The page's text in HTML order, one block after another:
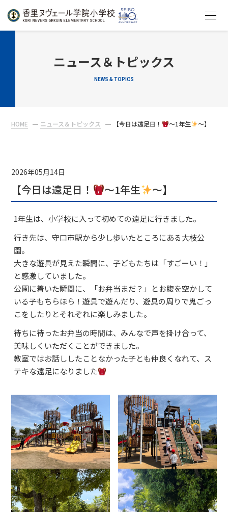
アクセス
よくあるご質問
在校生・保護者の方へ
ニュース＆トピックス
NEWS & TOPICS
HOME ニュース＆トピックス 【今日は遠足日！ 〜1年生 〜】
2026年05月14日
【今日は遠足日！ 〜1年生 〜】
1年生は、小学校に入って初めての遠足に行きました。
行き先は、守口市駅から少し歩いたところにある大枝公
園。
大きな遊具が見えた瞬間に、子どもたちは「すごーい！」
と感激していました。
公園に着いた瞬間に、「お弁当まだ？」とお腹を空かして
いる子もちらほら！遊具で遊んだり、遊具の周りで鬼ごっ
こをしたりとそれぞれに楽しみました。
待ちに待ったお弁当の時間は、みんなで声を掛け合って、
美味しくいただくことができました。
教室ではお話ししたことなかった子とも仲良くなれて、ス
テキな遠足になりました